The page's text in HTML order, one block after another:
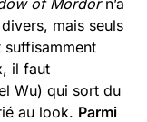
mais seuls
suffisamment
il faut
Wu) qui sort du
au look. Parmi